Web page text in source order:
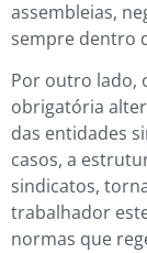
assembleias,
sempre dentro
Por outro lado,
obrigatória
das entidades
casos, a
sindicatos,
trabalhador
normas que